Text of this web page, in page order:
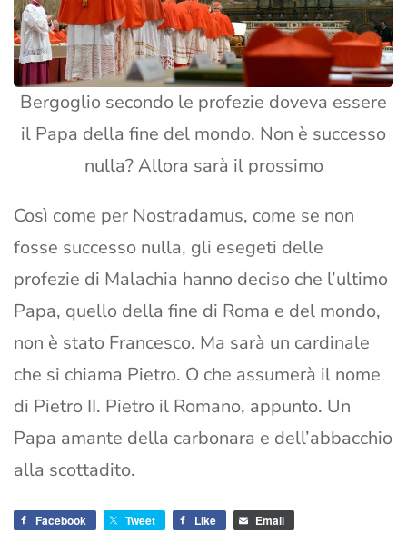
Bergoglio secondo le profezie doveva essere
il Papa della fine del mondo. Non è successo
nulla? Allora sarà il prossimo
Così come per Nostradamus, come se non
fosse successo nulla, gli esegeti delle
profezie di Malachia hanno deciso che l’ultimo
Papa, quello della fine di Roma e del mondo,
non è stato Francesco. Ma sarà un cardinale
che si chiama Pietro. O che assumerà il nome
di Pietro II. Pietro il Romano, appunto. Un
Papa amante della carbonara e dell’abbacchio
alla scottadito.
Facebook Tweet Like Email